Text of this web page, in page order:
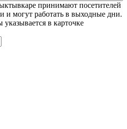
принимают посетителей
и могут работать в выходные дни.
в карточке